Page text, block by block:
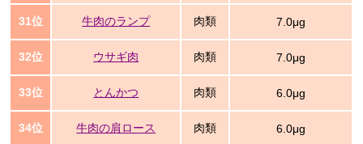
31位 牛肉のランプ 肉類 7.0μg
32位 ウサギ肉 肉類 7.0μg
33位 とんかつ 肉類 6.0μg
34位 牛肉の肩ロース 肉類 6.0μg